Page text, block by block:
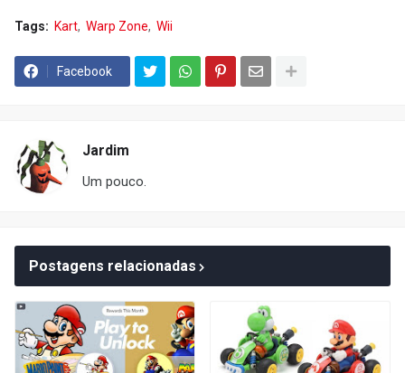
Tags: Kart Warp Zone Wii
Facebook
Jardim
Um pouco.
Postagens relacionadas